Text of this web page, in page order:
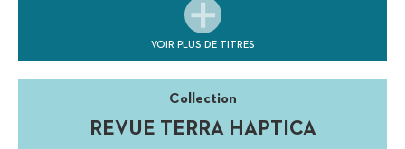
VOIR PLUS DE TITRES
Collection
REVUE TERRA HAPTICA